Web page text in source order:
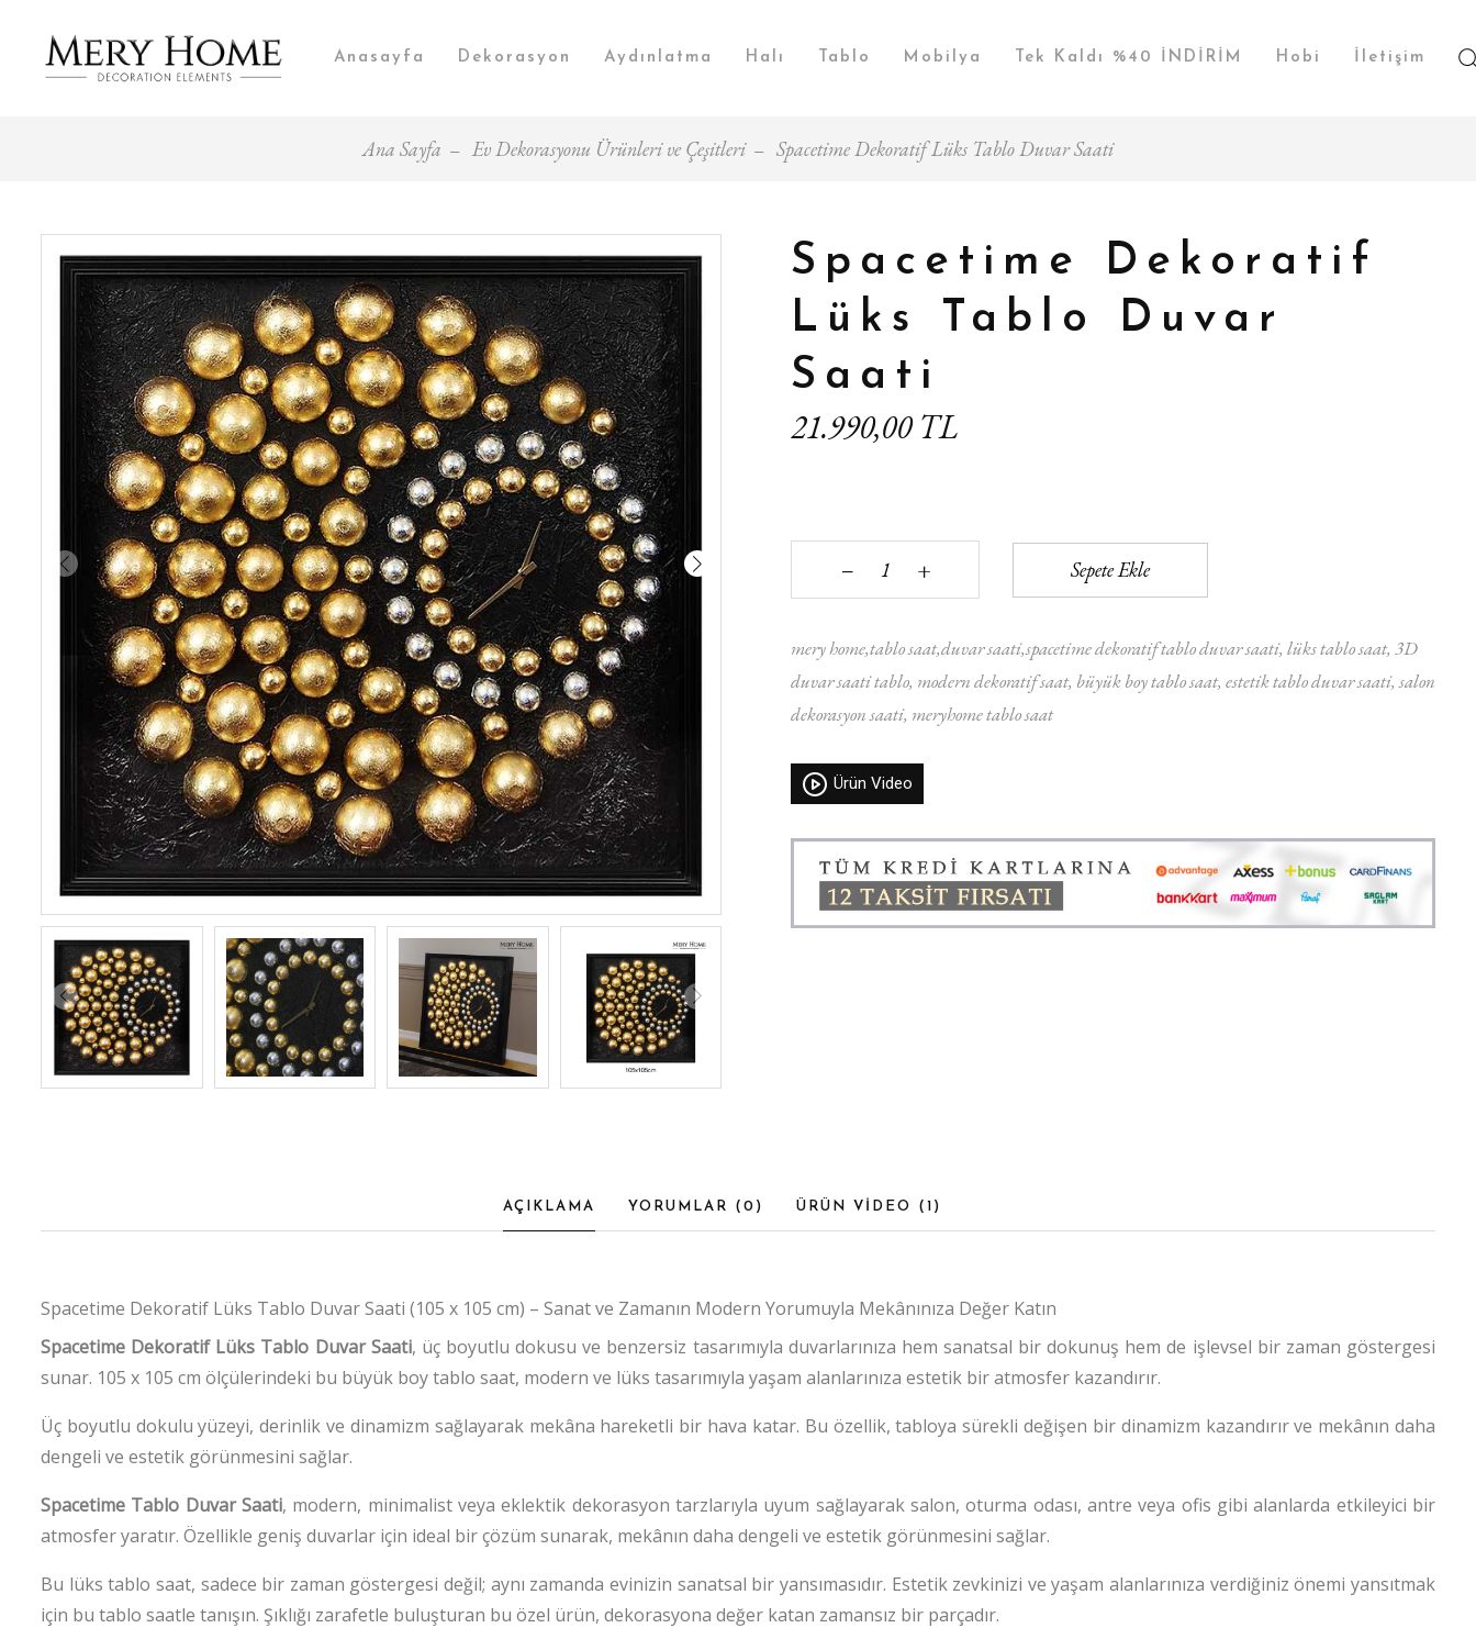
Anasayfa Dekorasyon Aydınlatma Halı Tablo Mobilya Tek Kaldı %40 İNDİRİM Hobi İletişim
Ana Sayfa Ev Dekorasyonu Ürünleri ve Çeşitleri Spacetime Dekoratif Lüks Tablo Duvar Saati
Spacetime Dekoratif
Lüks Tablo Duvar
Saati
21.990,00 TL
‒ + Sepete Ekle
mery hometablo saatduvar saatispacetime dekoratif tablo duvar saati lüks tablo saat 3D
duvar saati tablo modern dekoratif saat büyük boy tablo saat estetik tablo duvar saati salon
dekorasyon saati meryhome tablo saat
Ürün Video
AÇIKLAMA YORUMLAR ( 0 ) ÜRÜN VİDEO ( 1 )
Spacetime Dekoratif Lüks Tablo Duvar Saati (105 x 105 cm) – Sanat ve Zamanın Modern Yorumuyla Mekânınıza Değer Katın
Spacetime Dekoratif Lüks Tablo Duvar Saati, üç boyutlu dokusu ve benzersiz tasarımıyla duvarlarınıza hem sanatsal bir dokunuş hem de işlevsel bir zaman göstergesi
sunar. 105 x 105 cm ölçülerindeki bu büyük boy tablo saat, modern ve lüks tasarımıyla yaşam alanlarınıza estetik bir atmosfer kazandırır.
Üç boyutlu dokulu yüzeyi, derinlik ve dinamizm sağlayarak mekâna hareketli bir hava katar. Bu özellik, tabloya sürekli değişen bir dinamizm kazandırır ve mekânın daha
dengeli ve estetik görünmesini sağlar.
Spacetime Tablo Duvar Saati, modern, minimalist veya eklektik dekorasyon tarzlarıyla uyum sağlayarak salon, oturma odası, antre veya ofis gibi alanlarda etkileyici bir
atmosfer yaratır. Özellikle geniş duvarlar için ideal bir çözüm sunarak, mekânın daha dengeli ve estetik görünmesini sağlar.
Bu lüks tablo saat, sadece bir zaman göstergesi değil; aynı zamanda evinizin sanatsal bir yansımasıdır. Estetik zevkinizi ve yaşam alanlarınıza verdiğiniz önemi yansıtmak
için bu tablo saatle tanışın. Şıklığı zarafetle buluşturan bu özel ürün, dekorasyona değer katan zamansız bir parçadır.